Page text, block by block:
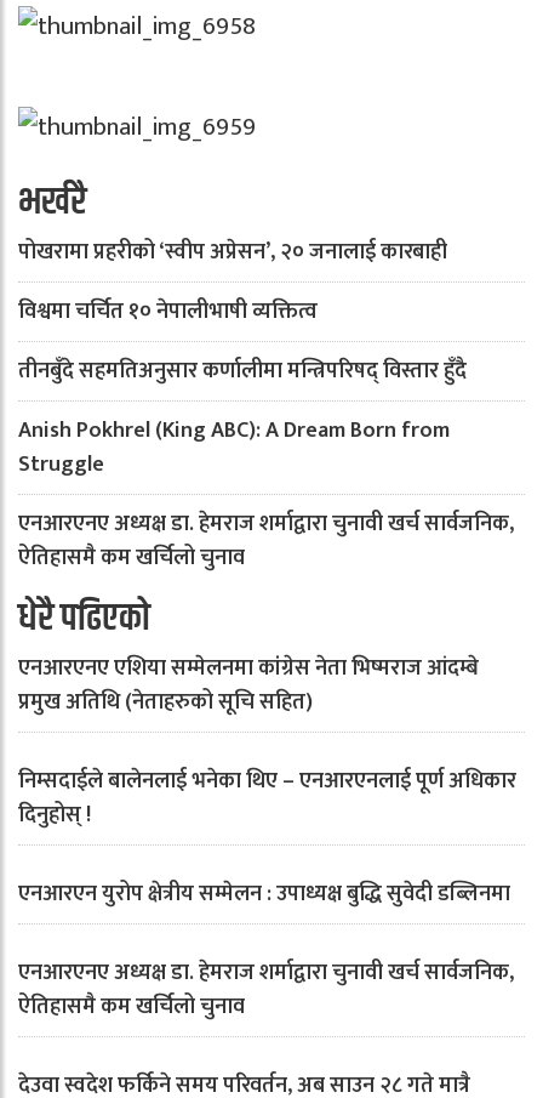
भर्खरै
पोखरामा प्रहरीको ‘स्वीप अप्रेसन’, २० जनालाई कारबाही
विश्वमा चर्चित १० नेपालीभाषी व्यक्तित्व
तीनबुँदे सहमतिअनुसार कर्णालीमा मन्त्रिपरिषद् विस्तार हुँदै
Anish Pokhrel (King ABC): A Dream Born from
Struggle
एनआरएनए अध्यक्ष डा. हेमराज शर्माद्वारा चुनावी खर्च सार्वजनिक,
ऐतिहासमै कम खर्चिलो चुनाव
धेरै पढिएको
एनआरएनए एशिया सम्मेलनमा कांग्रेस नेता भिष्मराज आंदम्बे
प्रमुख अतिथि (नेताहरुको सूचि सहित)
निम्सदाईले बालेनलाई भनेका थिए – एनआरएनलाई पूर्ण अधिकार
दिनुहोस् !
एनआरएन युरोप क्षेत्रीय सम्मेलन : उपाध्यक्ष बुद्धि सुवेदी डब्लिनमा
एनआरएनए अध्यक्ष डा. हेमराज शर्माद्वारा चुनावी खर्च सार्वजनिक,
ऐतिहासमै कम खर्चिलो चुनाव
देउवा स्वदेश फर्किने समय परिवर्तन, अब साउन २८ गते मात्रै